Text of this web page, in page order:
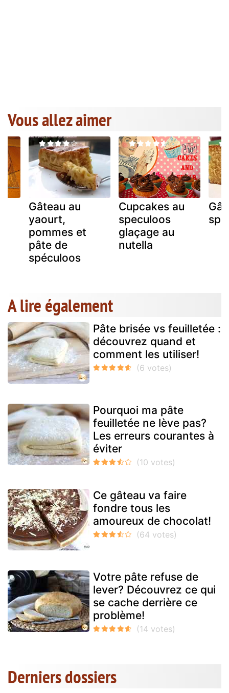
Vous allez aimer
Gâteau au
yaourt,
pommes et
pâte de
spéculoos
Cupcakes au
speculoos
glaçage au
nutella
A lire également
Pâte brisée vs feuilletée :
découvrez quand et
comment les utiliser!
Pourquoi ma pâte
feuilletée ne lève pas?
Les erreurs courantes à
éviter
Ce gâteau va faire
fondre tous les
amoureux de chocolat!
Votre pâte refuse de
lever? Découvrez ce qui
se cache derrière ce
problème!
Derniers dossiers